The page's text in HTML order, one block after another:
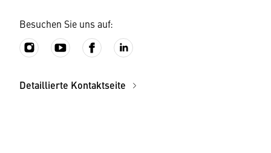
Besuchen Sie uns auf:
Detaillierte Kontaktseite